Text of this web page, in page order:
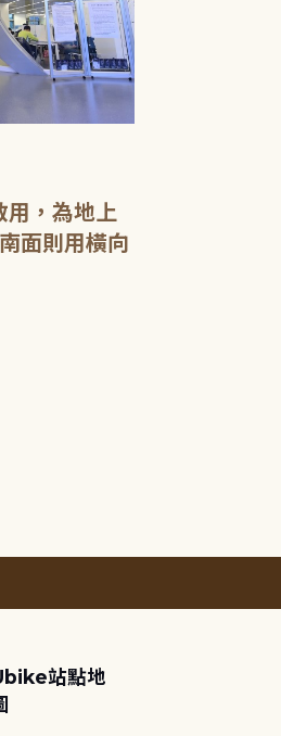
用，為地上
面則用橫向
站點地